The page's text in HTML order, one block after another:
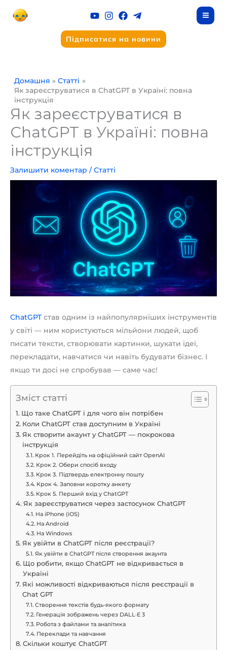
Підписатися на новини
Домашня
Статті
Як зареєструватися в ChatGPT в Україні: повна
інструкція
Як зареєструватися в
ChatGPT в Україні: повна
інструкція
Залишити коментар /Статті
ChatGPTстав одним із найпопулярніших інструментів
у світі — ним користуються мільйони людей, щоб
писати тексти, створювати картинки, шукати ідеї,
перекладати, навчатися чи навіть будувати бізнес. І
якщо ти досі не спробував — саме час!
Зміст статті
Що таке ChatGPT і для чого він потрібен
Коли ChatGPT став доступним в Україні
Як створити акаунт у ChatGPT — покрокова
інструкція
Крок 1. Перейдіть на офіційний сайт OpenAI
Крок 2. Обери спосіб входу
Крок 3. Підтвердь електронну пошту
Крок 4. Заповни коротку анкету
Крок 5. Перший вхід у ChatGPT
Як зареєструватися через застосунок ChatGPT
На iPhone (iOS)
На Android
На Windows
Як увійти в ChatGPT після реєстрації?
Як увійти в ChatGPT після створення акаунта
Що робити, якщо ChatGPT не відкривається в
Україні
Які можливості відкриваються після реєстрації в
Chat GPT
Створення текстів будь-якого формату
Генерація зображень через DALL·E 3
Робота з файлами та аналітика
Переклади та навчання
Скільки коштує ChatGPT